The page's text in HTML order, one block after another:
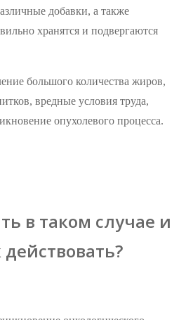
добавки, а также
хранятся и подвергаются
большого количества жиров,
вредные условия труда,
опухолевого процесса.
в таком случае и